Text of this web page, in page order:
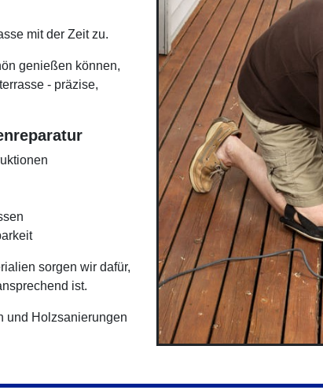
mit der Zeit zu.
genießen können,
- präzise,
sorgen wir dafür,
ist.
und Holzsanierungen